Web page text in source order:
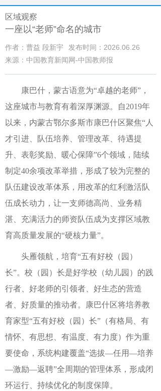
区域观察
一座以“老师”命名的城市
作者：曹益 段新宇
发布时间：2026.06.26
来源：中国教育新闻网-中国教师报
康巴什，蒙古语意为“卓越的老师”，
这座城市与教育有着深厚渊源。自2019年
以来，内蒙古鄂尔多斯市康巴什区聚焦“人
才引进、队伍培养、管理改革、待遇提
升、表彰奖励、暖心保障”6个领域，陆续
制定40余项改革举措，形成了较为完整的
队伍建设改革体系，用改革的红利激活队
伍成长动力，让一支师德高尚、业务精
湛、充满活力的师资队伍成为支撑区域教
育高质量发展的“硬核力量”。
头雁领航，培育“五有好校（园）
长”。校（园）长是好学校（幼儿园）的践
行者、好老师的引领者、好生态的营造
者、好质量的推动者。康巴什区将培养教
育家型“五有好校（园）长”（有格局、有
情怀、有思想、有温度、有力度）作为重
要使命，系统构建覆盖“选拔—任用—培养
—激励—返聘”全周期的管理体系，形成闭
环运行、持续优化的制度保障。